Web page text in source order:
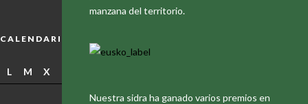
variedades de manzana (mozoloa, patzuloa,
manzana del territorio.
Nuestra sidra ha ganado varios premios en
CALENDARIO
L M X
1 2